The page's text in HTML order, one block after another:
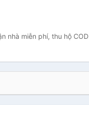
nhà miễn phí, thu hộ COD